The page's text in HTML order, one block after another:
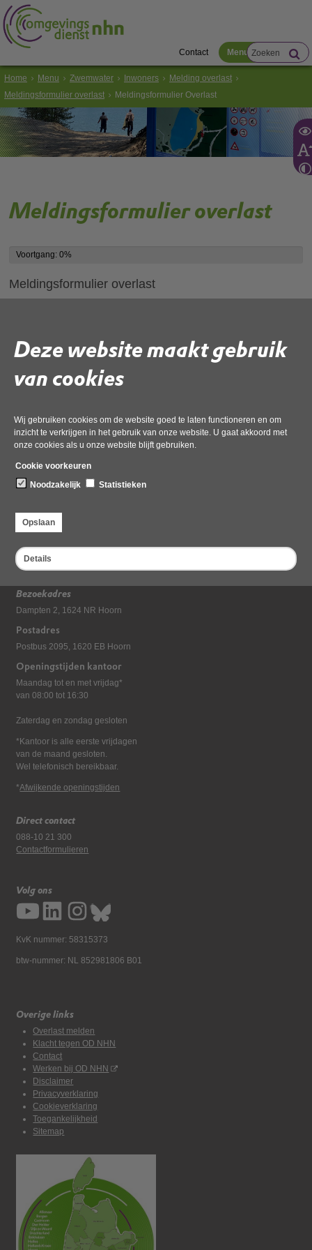
Deze website maakt gebruik
van cookies
Wij gebruiken cookies om de website goed te laten functioneren en om
inzicht te verkrijgen in het gebruik van onze website. U gaat akkoord met
onze cookies als u onze website blijft gebruiken.
Cookie voorkeuren
Noodzakelijk
Statistieken
Opslaan
Details
Contact Menu
Home Menu Zwemwater Inwoners
Melding overlast
Meldingsformulier overlast
Meldingsformulier Overlast
Meldingsformulier overlast
Voortgang: 0%
Voortgang: 0%
Meldingsformulier overlast
Bezoekadres
Dampten 2, 1624 NR Hoorn
Postadres
Postbus 2095, 1620 EB Hoorn
Openingstijden kantoor
Maandag tot en met vrijdag*
van 08:00 tot 16:30
Zaterdag en zondag gesloten
*Kantoor is alle eerste vrijdagen
van de maand gesloten.
Wel telefonisch bereikbaar.
*Afwijkende openingstijden
Direct contact
088-10 21 300
Contactformulieren
Volg ons
KvK nummer: 58315373
btw-nummer: NL 852981806 B01
Overige links
Overlast melden
Klacht tegen OD NHN
Contact
Werken bij OD NHN
Disclaimer
Privacyverklaring
Cookieverklaring
Toegankelijkheid
Sitemap